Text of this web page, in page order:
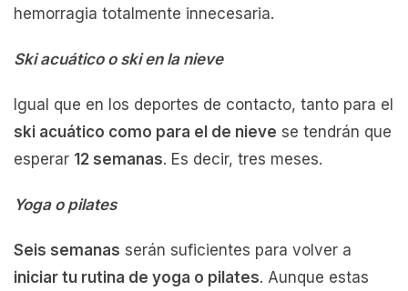
hemorragia totalmente innecesaria.
Ski acuático o ski en la nieve
Igual que en los deportes de contacto, tanto para el
ski acuático como para el de nieve se tendrán que
esperar 12 semanas. Es decir, tres meses.
Yoga o pilates
Seis semanas serán suficientes para volver a
iniciar tu rutina de yoga o pilates. Aunque estas